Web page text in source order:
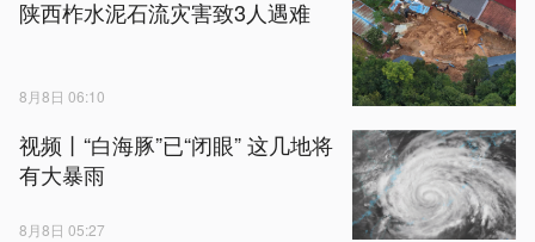
陕西柞水泥石流灾害致3人遇难
8月8日 06:10
视频丨“白海豚”已“闭眼” 这几地将
有大暴雨
8月8日 05:27